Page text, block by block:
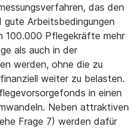
das den
gute Arbeitsbedingungen
100.000 Pflegekräfte mehr
als auch in der
werden, ohne die zu
weiter zu belasten.
in einen
Neben attraktiven
Frage 7) werden dafür